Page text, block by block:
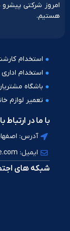
امروز شرکتی
هستیم.
استخدام
استخدام اداری
باشگاه
تعمیر لوازم
با ما در ارتباط
آدرس:
ایمیل: info@entekhabservice.com
شبکه های